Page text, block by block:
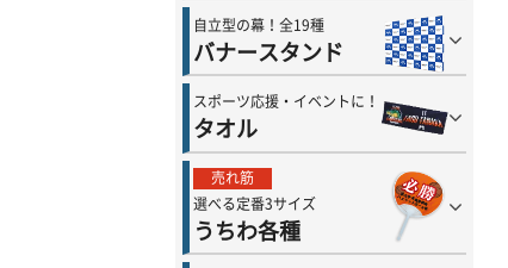
自立型の幕！全19種
バナースタンド
スポーツ応援・イベントに！
タオル
売れ筋
選べる定番3サイズ
うちわ各種